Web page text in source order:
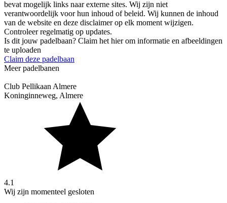
bevat mogelijk links naar externe sites. Wij zijn niet
verantwoordelijk voor hun inhoud of beleid. Wij kunnen de inhoud
van de website en deze disclaimer op elk moment wijzigen.
Controleer regelmatig op updates.
Is dit jouw padelbaan? Claim het hier om informatie en afbeeldingen
te uploaden
Claim deze padelbaan
Meer padelbanen
Club Pellikaan Almere
Koninginneweg, Almere
4.1
Wij zijn momenteel gesloten